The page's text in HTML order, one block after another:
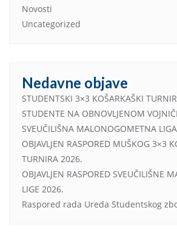
Novosti
Uncategorized
Nedavne objave
STUDENTSKI 3×3 KOŠARKAŠKI
STUDENTE NA OBNOVLJENOM
SVEUČILIŠNA MALONOGOMETNA
OBJAVLJEN RASPORED MUŠKOG 3×3
TURNIRA 2026.
OBJAVLJEN RASPORED SVEUČILIŠNE
LIGE 2026.
Raspored rada Ureda Studentskog